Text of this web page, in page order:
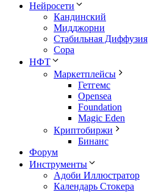
Нейросети
Кандинский
Мидджорни
Стабильная Диффузия
Сора
НФТ
Маркетплейсы
Гетгемс
Opensea
Foundation
Magic Eden
Криптобиржи
Бинанс
Форум
Инструменты
Адоби Иллюстратор
Календарь Стокера